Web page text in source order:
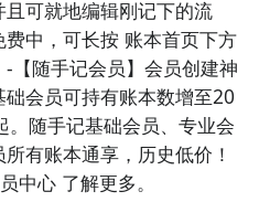
可就地编辑刚记下的流
中，可长按 账本首页下方
-【随手记会员】会员创建神
会员可持有账本数增至20
随手记基础会员、专业会
有账本通享，历史低价！
中心 了解更多。